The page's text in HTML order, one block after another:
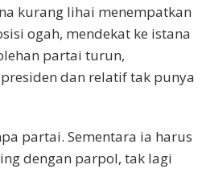
kurang lihai menempatkan
ogah, mendekat ke istana
partai turun,
dan relatif tak punya
partai. Sementara ia harus
dengan parpol, tak lagi